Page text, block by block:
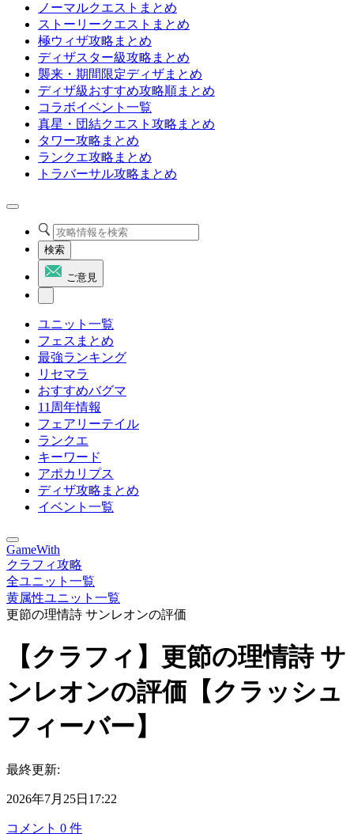
ノーマルクエストまとめ
ストーリークエストまとめ
極ウィザ攻略まとめ
ディザスター級攻略まとめ
襲来・期間限定ディザまとめ
ディザ級おすすめ攻略順まとめ
コラボイベント一覧
真星・団結クエスト攻略まとめ
タワー攻略まとめ
ランクエ攻略まとめ
トラバーサル攻略まとめ
検索
ご意見
ユニット一覧
フェスまとめ
最強ランキング
リセマラ
おすすめバグマ
11周年情報
フェアリーテイル
ランクエ
キーワード
アポカリプス
ディザ攻略まとめ
イベント一覧
GameWith
クラフィ攻略
全ユニット一覧
黄属性ユニット一覧
更節の理情詩 サンレオンの評価
【クラフィ】更節の理情詩 サ
ンレオンの評価【クラッシュ
フィーバー】
最終更新:
2026年7月25日17:22
コメント 0 件